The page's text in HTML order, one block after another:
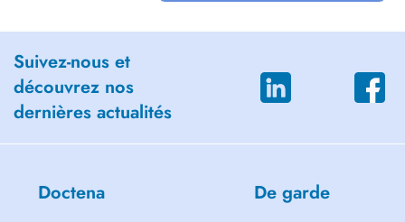
Suivez-nous et
découvrez nos
dernières actualités
Doctena De garde